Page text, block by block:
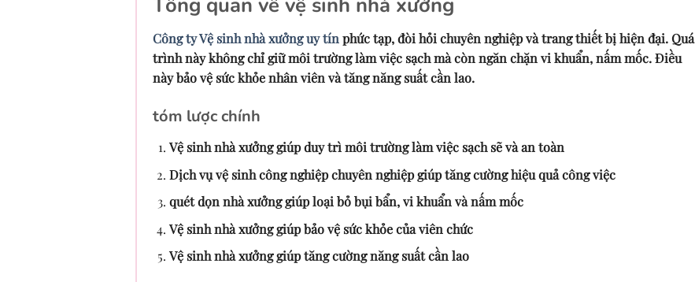
Công ty Vệ sinh nhà xưởng uy tín phức tạp, đòi hỏi chuyên nghiệp và trang thiết bị hiện đại. Quá
trình này không chỉ giữ môi trường làm việc sạch mà còn ngăn chặn vi khuẩn, nấm mốc. Điều
này bảo vệ sức khỏe nhân viên và tăng năng suất cần lao.
tóm lược chính
Vệ sinh nhà xưởng giúp duy trì môi trường làm việc sạch sẽ và an toàn
Dịch vụ vệ sinh công nghiệp chuyên nghiệp giúp tăng cường hiệu quả công việc
quét dọn nhà xưởng giúp loại bỏ bụi bẩn, vi khuẩn và nấm mốc
Vệ sinh nhà xưởng giúp bảo vệ sức khỏe của viên chức
Vệ sinh nhà xưởng giúp tăng cường năng suất cần lao